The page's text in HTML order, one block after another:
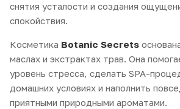
снятия усталости и создания
спокойствия.
Косметика Botanic Secrets
маслах и экстрактах трав. Она
уровень стресса, сделать SPA-
домашних условиях и наполнить
приятными природными ароматами.